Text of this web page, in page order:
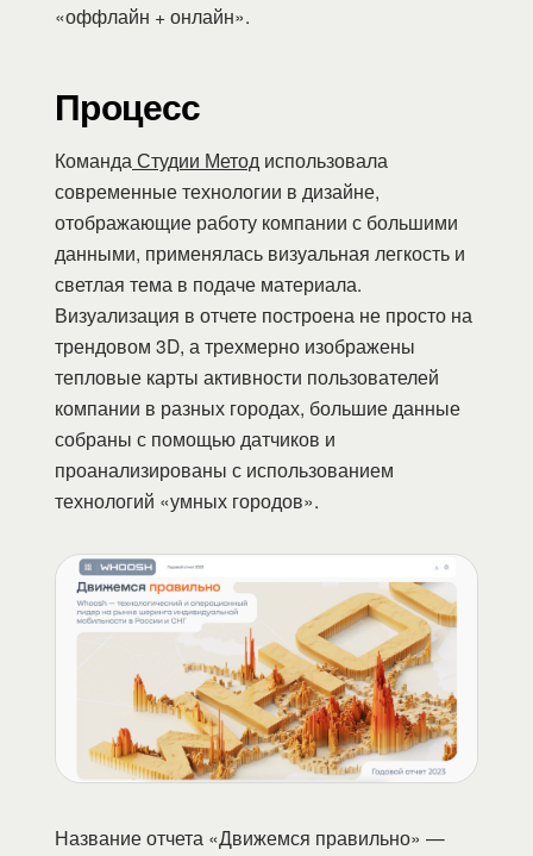
«оффлайн + онлайн».
Процесс
Команда Студии Метод использовала
современные технологии в дизайне,
отображающие работу компании с большими
данными, применялась визуальная легкость и
светлая тема в подаче материала.
Визуализация в отчете построена не просто на
трендовом 3D, а трехмерно изображены
тепловые карты активности пользователей
компании в разных городах, большие данные
собраны с помощью датчиков и
проанализированы с использованием
технологий «умных городов».
Название отчета «Движемся правильно» —